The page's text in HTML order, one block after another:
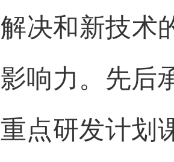
解决和新技术
影响力。先后
重点研发计划